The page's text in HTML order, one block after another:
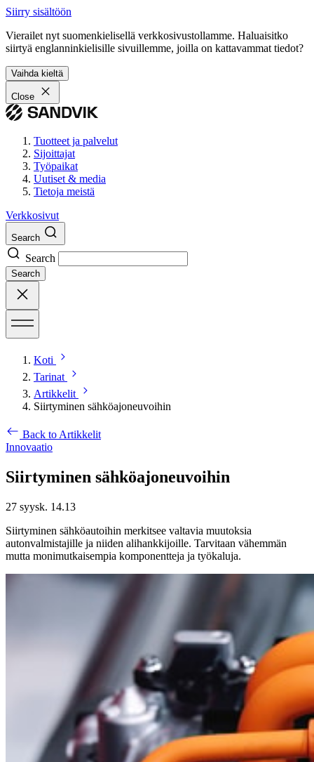
Siirry sisältöön
Vierailet nyt suomenkielisellä verkkosivustollamme. Haluaisitko
siirtyä englanninkielisille sivuillemme, joilla on kattavammat tiedot?
Vaihda kieltä
Close
Tuotteet ja palvelut
Sijoittajat
Työpaikat
Uutiset & media
Tietoja meistä
Verkkosivut
Search
Search
Search
Koti
Tarinat
Artikkelit
Siirtyminen sähköajoneuvoihin
Back to Artikkelit
Innovaatio
Siirtyminen sähköajoneuvoihin
27 syysk. 14.13
Siirtyminen sähköautoihin merkitsee valtavia muutoksia
autonvalmistajille ja niiden alihankkijoille. Tarvitaan vähemmän
mutta monimutkaisempia komponentteja ja työkaluja.